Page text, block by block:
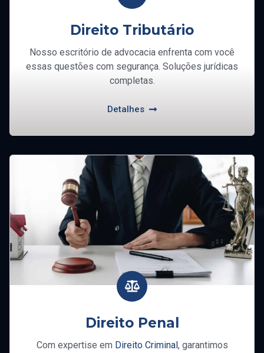
Direito Tributário
Nosso escritório de advocacia enfrenta com você
essas questões com segurança. Soluções jurídicas
completas.
Detalhes
Direito Penal
Com expertise em Direito Criminal , garantimos